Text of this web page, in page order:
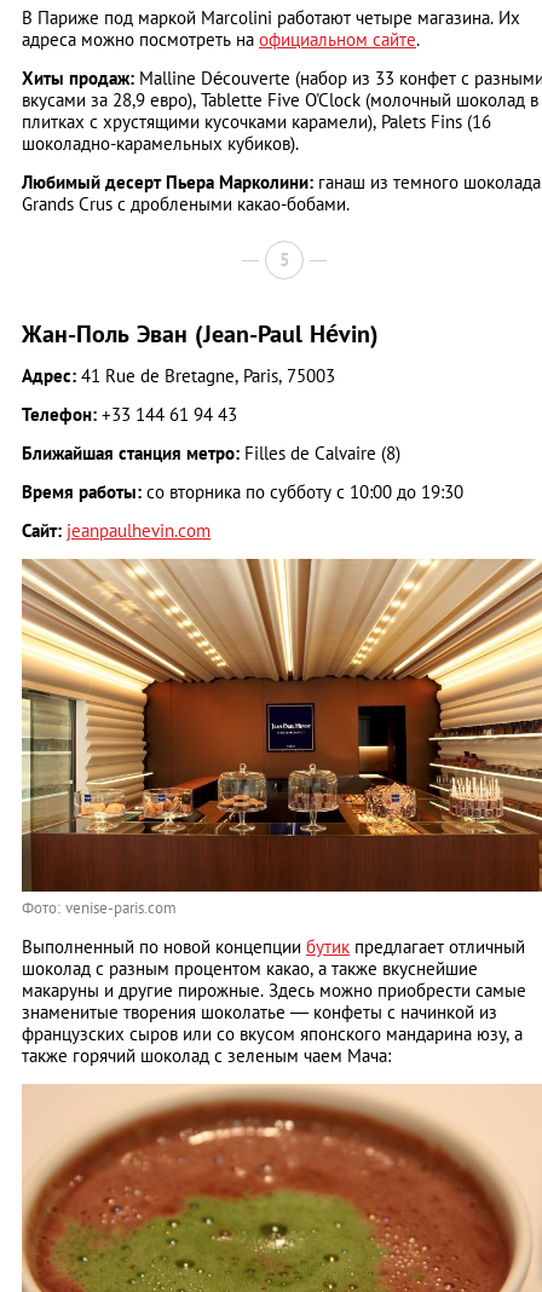
В Париже под маркой Marcolini работают четыре магазина. Их
адреса можно посмотреть на официальном сайте.
Хиты продаж: Malline Découverte (набор из 33 конфет с
вкусами за 28,9 евро), Tablette Five O'Clock (молочный шоколад в
плитках с хрустящими кусочками карамели), Palets Fins (16
шоколадно-карамельных кубиков).
Любимый десерт Пьера Марколини: ганаш из темного шоколада
Grands Crus с дроблеными какао-бобами.
5
Жан-Поль Эван (Jean-Paul Hévin)
Адрес: 41 Rue de Bretagne, Paris, 75003
Телефон: +33 144 61 94 43
Ближайшая станция метро: Filles de Calvaire (8)
Время работы: со вторника по субботу с 10:00 до 19:30
Сайт: jeanpaulhevin.com
Фото: venise-paris.com
Выполненный по новой концепции бутик предлагает отличный
шоколад с разным процентом какао, а также вкуснейшие
макаруны и другие пирожные. Здесь можно приобрести самые
знаменитые творения шоколатье — конфеты с начинкой из
французских сыров или со вкусом японского мандарина юзу, а
также горячий шоколад с зеленым чаем Мача: